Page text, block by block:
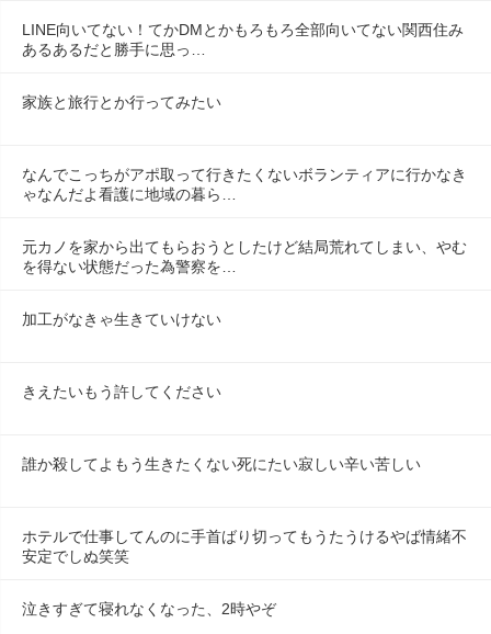
LINE向いてない！てかDMとかもろもろ全部向いてない関西住み
あるあるだと勝手に思っ…
家族と旅行とか行ってみたい
なんでこっちがアポ取って行きたくないボランティアに行かなき
ゃなんだよ看護に地域の暮ら…
元カノを家から出てもらおうとしたけど結局荒れてしまい、やむ
を得ない状態だった為警察を…
加工がなきゃ生きていけない
きえたいもう許してください
誰か殺してよもう生きたくない死にたい寂しい辛い苦しい
ホテルで仕事してんのに手首ばり切ってもうたうけるやば情緒不
安定でしぬ笑笑
泣きすぎて寝れなくなった、2時やぞ